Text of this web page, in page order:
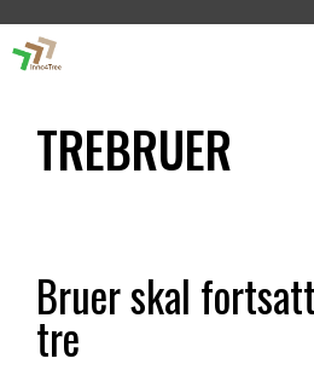
to
content
TREBRUER
Bruer skal
tre